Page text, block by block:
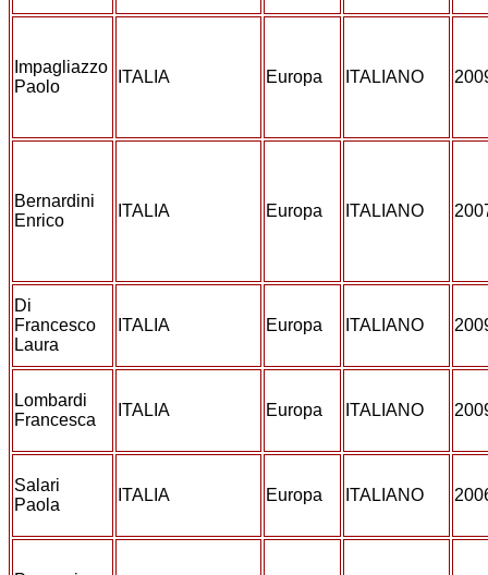
Impagliazzo
Paolo
ITALIA Europa ITALIANO
Bernardini
Enrico
ITALIA Europa ITALIANO
Di
Francesco
Laura
ITALIA Europa ITALIANO
Lombardi
Francesca
ITALIA Europa ITALIANO
Salari
Paola
ITALIA Europa ITALIANO